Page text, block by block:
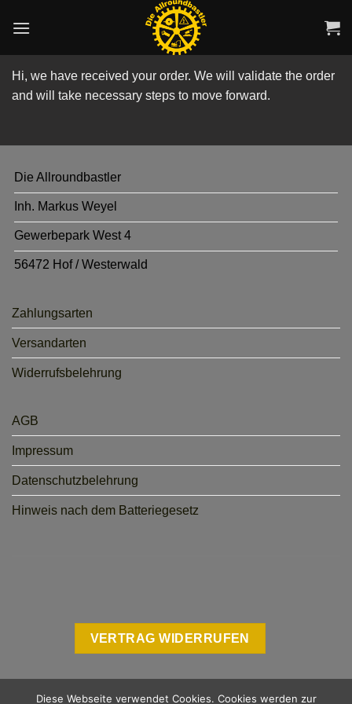
Inhalt
Hi, we have received your order. We will validate the order
and will take necessary steps to move forward.
Die Allroundbastler
Inh. Markus Weyel
Gewerbepark West 4
56472 Hof / Westerwald
Zahlungsarten
Versandarten
Widerrufsbelehrung
AGB
Impressum
Datenschutzbelehrung
Hinweis nach dem Batteriegesetz
VERTRAG WIDERRUFEN
Diese Webseite verwendet Cookies. Cookies werden zur